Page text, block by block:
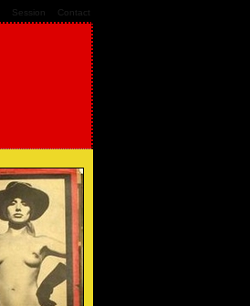
Session Contact